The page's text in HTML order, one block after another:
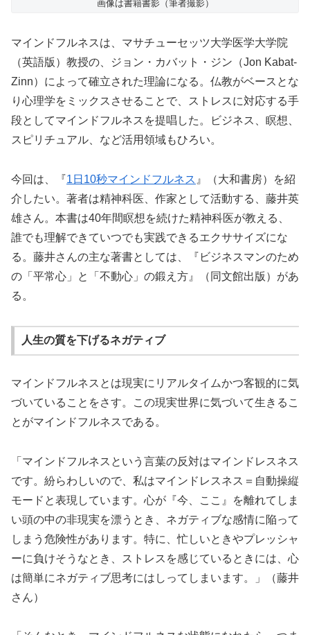
画像は書籍書影（筆者撮影）
マインドフルネスは、マサチューセッツ大学医学大学院
（英語版）教授の、ジョン・カバット・ジン（Jon Kabat-
Zinn）によって確立された理論になる。仏教がベースとな
り心理学をミックスさせることで、ストレスに対応する手
段としてマインドフルネスを提唱した。ビジネス、瞑想、
スピリチュアル、など活用領域もひろい。
今回は、『1日10秒マインドフルネス 』（大和書房）を紹
介したい。著者は精神科医、作家として活動する、藤井英
雄さん。本書は40年間瞑想を続けた精神科医が教える、
誰でも理解できていつでも実践できるエクササイズにな
る。藤井さんの主な著書としては、『ビジネスマンのため
の「平常心」と「不動心」の鍛え方』（同文館出版）があ
る。
人生の質を下げるネガティブ
マインドフルネスとは現実にリアルタイムかつ客観的に気
づいていることをさす。この現実世界に気づいて生きるこ
とがマインドフルネスである。
「マインドフルネスという言葉の反対はマインドレスネス
です。紛らわしいので、私はマインドレスネス＝自動操縦
モードと表現しています。心が『今、ここ』を離れてしま
い頭の中の非現実を漂うとき、ネガティブな感情に陥って
しまう危険性があります。特に、忙しいときやプレッシャ
ーに負けそうなとき、ストレスを感じているときには、心
は簡単にネガティブ思考にはしってしまいます。」（藤井
さん）